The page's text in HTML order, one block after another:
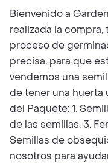
Bienvenido a
realizada la
proceso de
precisa, para que
vendemos una
de tener una huerta
del Paquete: 1.
de las semillas. 3.
Semillas de
nosotros para